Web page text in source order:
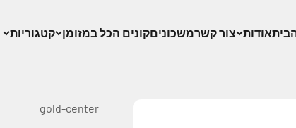
אודות צור קשרמשכוניםקונים הכל במזומן קטגוריות
gold-center